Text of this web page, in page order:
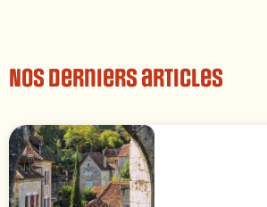
Nos derniers articles